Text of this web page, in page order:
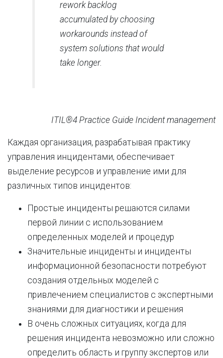
rework backlog
accumulated by choosing
workarounds instead of
system solutions that would
take longer.
ITIL®4 Practice Guide Incident management
Каждая организация, разрабатывая практику
управления инцидентами, обеспечивает
выделение ресурсов и управление ими для
различных типов инцидентов:
Простые инциденты решаются силами
первой линии с использованием
определенных моделей и процедур
Значительные инциденты и инциденты
информационной безопасности потребуют
создания отдельных моделей с
привлечением специалистов с экспертными
знаниями для диагностики и решения
В очень сложных ситуациях, когда для
решения инцидента невозможно или сложно
определить область и группу экспертов или